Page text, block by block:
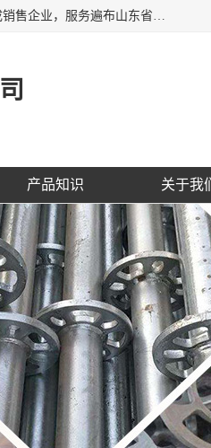
聊城市开发区正堂金属制品有限公司是一家专业的五金配件、钢管、法兰盘、冲压异型件加工等生成销售企业，服务遍布山东省聊城、济南、青岛、淄博、枣庄、东营烟台等地区，经营包括冲压法兰毛坯，冲压异型(形)件加工，热扩法兰毛坯，锻打法兰盘毛坯，法兰加强圈，环形锻件加工，版辊堵头毛坯，哑铃配重件等产品的生产和销售，业务上精益求精，生产产品精度高，配件标准赢得业内企业及其它组织与公民的一致好评。
产品知识 关于我们